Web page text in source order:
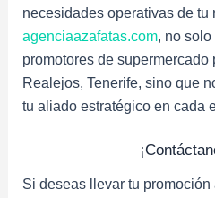
necesidades operativas de tu
agenciaazafatas.com, no solo
promotores de
Realejos, Tenerife, sino que
tu aliado estratégico en cada
Si deseas llevar tu